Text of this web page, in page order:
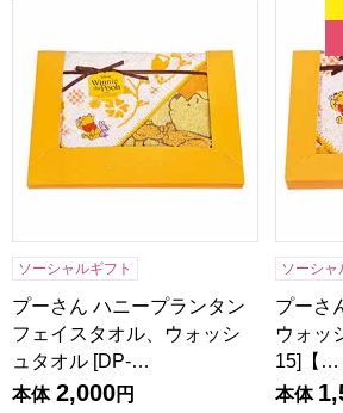
プーさん ハニープランタン フェイス
ソーシャルギフト
プーさん ハニープランタン
フェイスタオル、ウォッシ
ュタオル [DP-…
本体 2,000円
プー
ソーシャ
プーさ
ウォッ
15]【…
本体